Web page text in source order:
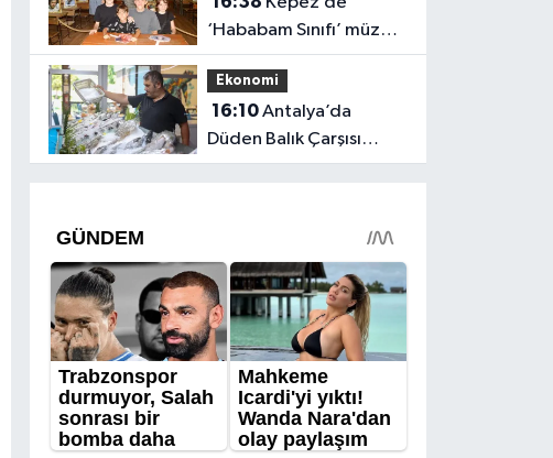
‘Hababam Sınıfı’ müzesi
boş kalmıyor: Ayda 7 bin
ziyaretçi
Ekonomi
16:10Antalya’da
Düden Balık Çarşısı
balıkseverlerin uğrak